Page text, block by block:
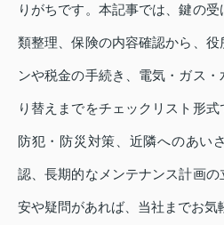
りがちです。本記事では、鍵の
類整理、保険の内容確認から、
ンや税金の手続き、電気・ガス
り替えまでをチェックリスト形式
防犯・防災対策、近隣へのあい
認、長期的なメンテナンス計画
安や疑問があれば、当社までお気